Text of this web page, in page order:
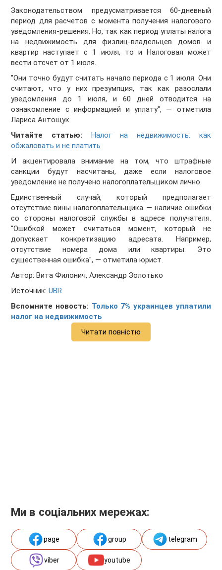
Законодательством предусматривается 60-дневный
период для расчетов с момента получения налогового
уведомления-решения. Но, так как период уплаты налога
на недвижимость для физлиц-владельцев домов и
квартир наступает с 1 июля, то и Налоговая может
вести отсчет от 1 июля.
"Они точно будут считать начало периода с 1 июля. Они
считают, что у них презумпция, так как разослали
уведомления до 1 июля, и 60 дней отводится на
ознакомление с информацией и уплату", — отметила
Лариса Антощук.
Читайте статью: Налог на недвижимость: как
обжаловать и не платить
И акцентировала внимание на том, что штрафные
санкции будут насчитаны, даже если налоговое
уведомление не получено налогоплательщиком лично.
Единственный случай, который предполагает
отсутствие вины налогоплательщика — наличие ошибки
со стороны налоговой службы в адресе получателя.
"Ошибкой может считаться момент, который не
допускает конкретизацию адресата. Например,
отсутствие номера дома или квартиры. Это
существенная ошибка", — отметила юрист.
Автор: Вита Филонич, Александр Золотько
Источник:UBR
Вспомните новость: Только 7% украинцев уплатили
налог на недвижимость
Читати повністю
Ми в соціальних мережах:
page group telegram
viber youtube